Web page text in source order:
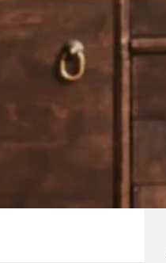
2022, j’ai eu envie
Face…